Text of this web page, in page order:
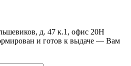
д. 47 к.1, офис 20Н
и готов к выдаче — Вам